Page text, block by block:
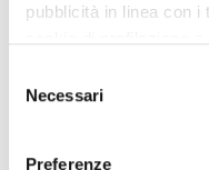
pubblicità in linea con i
senza accettare”
Cliccando il pulsante
di tutti i cookie.
delNecessari
Preferenze
Castiglion Fiorentino
Servizi Speciali A DOG: